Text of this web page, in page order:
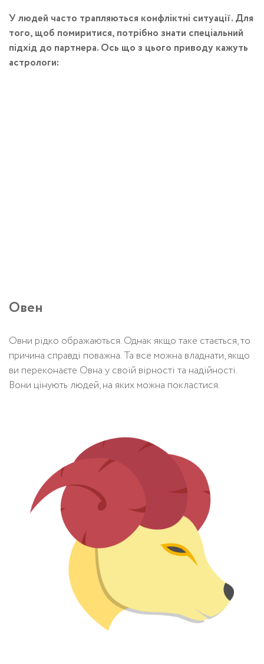
У людей часто трапляються конфліктні ситуації. Для
того, щоб помиритися, потрібно знати спеціальний
підхід до партнера. Ось що з цього приводу кажуть
астрологи:
Овен
Овни рідко ображаються. Однак якщо таке стається, то
причина справді поважна. Та все можна владнати, якщо
ви переконаєте Овна у своїй вірності та надійності.
Вони цінують людей, на яких можна покластися.